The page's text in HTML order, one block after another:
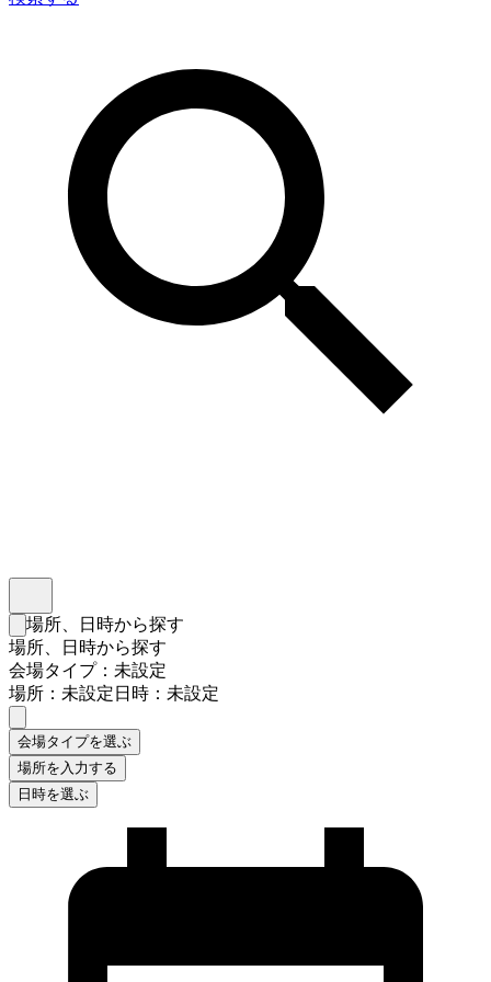
検索フォームを閉じる
場所、日時から探す
場所、日時から探す
会場タイプ：未設定
場所：未設定日時：未設定
会場タイプを選ぶ
場所を入力する
日時を選ぶ